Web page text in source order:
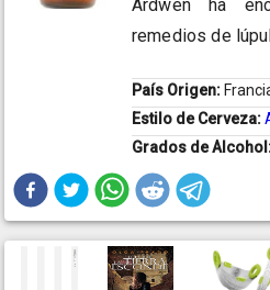
Ardwen ha
remedios de
País Origen:
Estilo de Cerveza:
Grados de